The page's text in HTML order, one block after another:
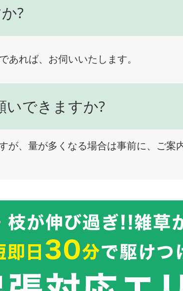
?
あれば、お伺いいたします。
いできますか?
が、量が多くなる場合は事前に、ご案